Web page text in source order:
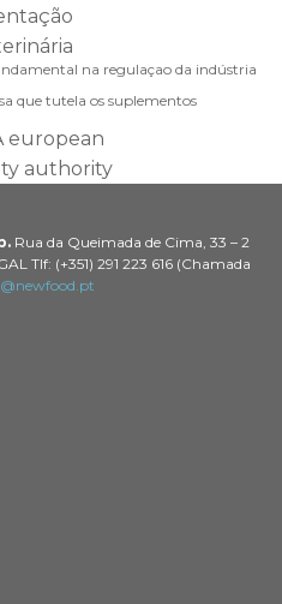
na regulaçao da indústria
que tutela os suplementos
Rua da Queimada de Cima, 33 – 2
Tlf: (+351) 291 223 616 (Chamada